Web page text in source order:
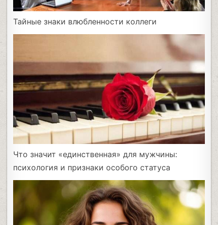
Тайные знаки влюбленности коллеги
Что значит «единственная» для мужчины:
психология и признаки особого статуса